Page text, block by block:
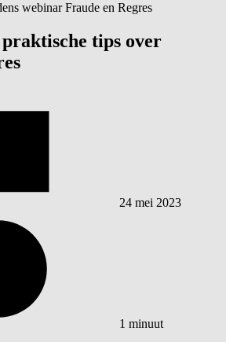
webinar Fraude en Regres
praktische tips over
24 mei 2023
1 minuut